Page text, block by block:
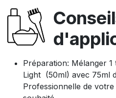
Préparation: Mélanger
Light (50ml) avec 75ml
Professionnelle de